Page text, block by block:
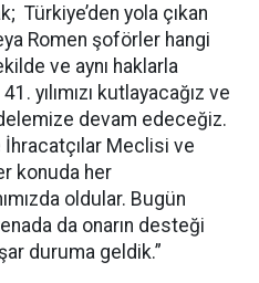
Türkiye’den yola çıkan
Romen şoförler hangi
ve aynı haklarla
yılımızı kutlayacağız ve
devam edeceğiz.
Meclisi ve
konuda her
oldular. Bugün
da onarın desteği
duruma geldik.”